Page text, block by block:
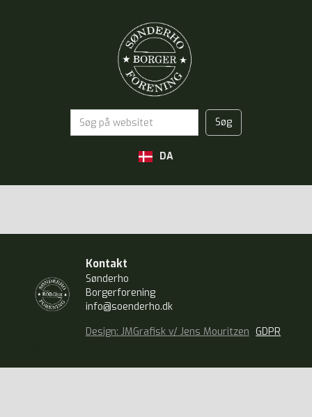
DA
Kontakt
Sønderho
Borgerforening
info@soenderho.dk
Design: JMGrafisk v/ Jens Mouritzen GDPR